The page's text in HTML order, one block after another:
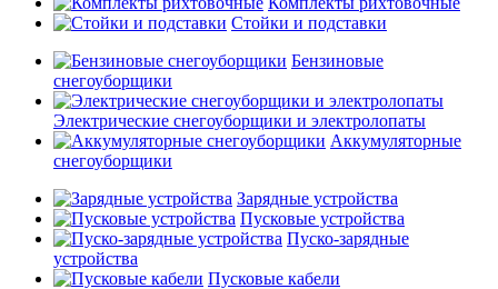
Стойки и подставки
Бензиновые
снегоуборщики
Электрические снегоуборщики и электролопаты
Аккумуляторные
снегоуборщики
Зарядные устройства
Пусковые устройства
Пуско-зарядные
устройства
Пусковые кабели